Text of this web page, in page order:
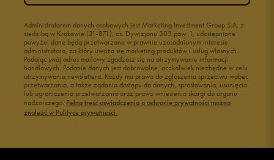
Administratorem danych osobowych jest Marketing Investment Group S.A. z
siedzibą w Krakowie (31-871), os. Dywizjonu 303 paw. 1, udostępnione
powyżej dane będą przetwarzane w prawnie uzasadnionym interesie
administratora, za który uważa się marketing produktów i usług własnych.
Podając swój adres mailowy zgadzasz się na otrzymywanie informacji
handlowych. Podanie danych jest dobrowolne, aczkolwiek niezbędne w celu
otrzymywania newslettera. Każdy ma prawo do zgłoszenia sprzeciwu wobec
przetwarzania, a także żądania dostępu do danych, sprostowania, usunięcia
lub ograniczenia przetwarzania oraz prawo wniesienia skargi do organu
nadzorczego. Pełną treść oświadczenia o ochronie prywatności można
znaleźć w Polityce prywatności.